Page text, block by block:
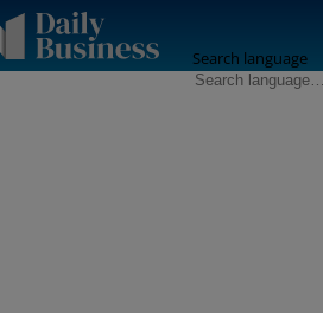
Search language